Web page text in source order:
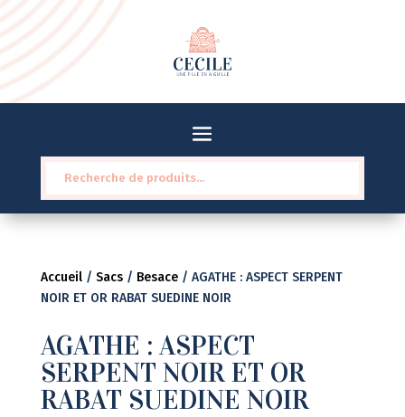
pour :
Accueil/ Sacs/ Besace/ AGATHE : ASPECT SERPENT
NOIR ET OR RABAT SUEDINE NOIR
AGATHE : ASPECT
SERPENT NOIR ET OR
RABAT SUEDINE NOIR